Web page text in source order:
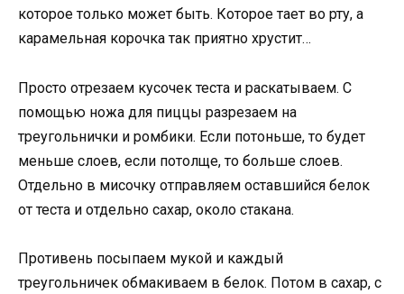
которое только может быть. Которое тает во рту, а
карамельная корочка так приятно хрустит…
Просто отрезаем кусочек теста и раскатываем. С
помощью ножа для пиццы разрезаем на
треугольнички и ромбики. Если потоньше, то будет
меньше слоев, если потолще, то больше слоев.
Отдельно в мисочку отправляем оставшийся белок
от теста и отдельно сахар, около стакана.
Противень посыпаем мукой и каждый
треугольничек обмакиваем в белок. Потом в сахар, с